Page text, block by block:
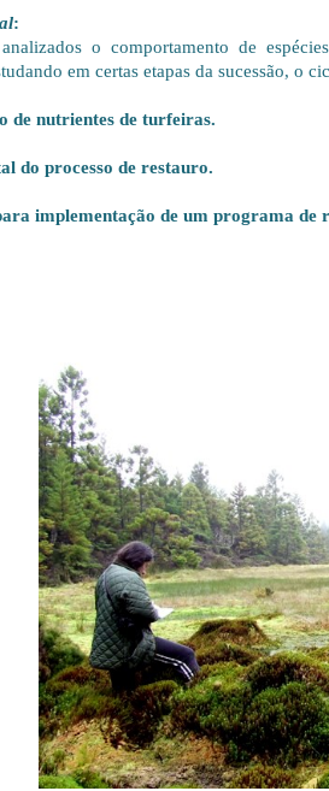
:
o comportamento de
em certas etapas da sucessão,
de nutrientes de turfeiras.
do processo de restauro.
implementação de um programa de